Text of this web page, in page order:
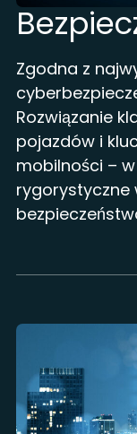
Zgodna z
Rozwiązanie
pojazdów i
mobilności – w
rygorystyczne